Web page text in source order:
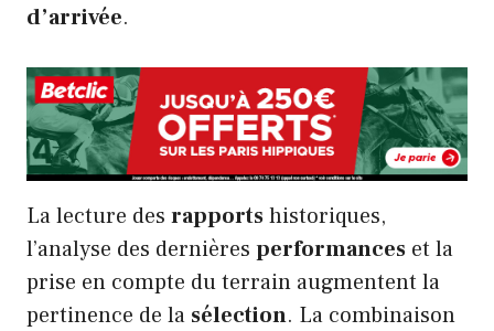
d’arrivée.
La lecture des rapportshistoriques,
l’analyse des dernières performances et la
prise en compte du terrain augmentent la
pertinence de la sélection. La combinaison